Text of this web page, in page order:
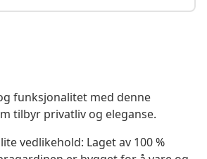
funksjonalitet med denne
tilbyr privatliv og eleganse.
vedlikehold: Laget av 100 %